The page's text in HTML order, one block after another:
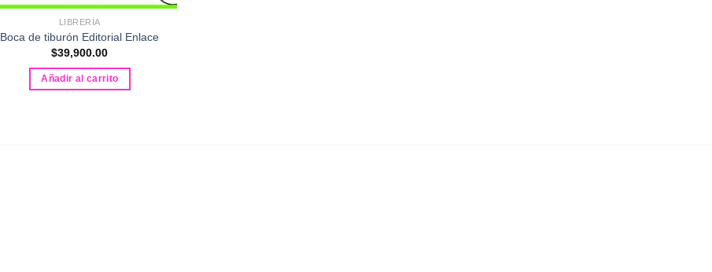
LIBRERÍA
Boca de tiburón Editorial Enlace
$39,900.00
Añadir al carrito